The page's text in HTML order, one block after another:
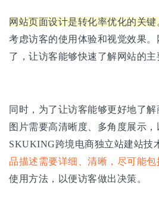
网站页面设计是转化率优化的关键
考虑访客的使用体验和视觉效果
了，让访客能够快速了解网站的主
同时，为了让访客能够更好地了
图片需要高清晰度、多角度展示，
SKUKING跨境电商独立站建站技
品描述需要详细、清晰，尽可能包
使用方法，以便访客做出决策。